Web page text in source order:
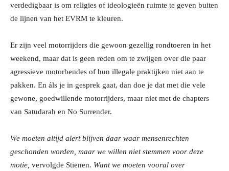
verdedigbaar is om religies of ideologieën ruimte te geven buiten
de lijnen van het EVRM te kleuren.
Er zijn veel motorrijders die gewoon gezellig rondtoeren in het
weekend, maar dat is geen reden om te zwijgen over die paar
agressieve motorbendes of hun illegale praktijken niet aan te
pakken. En áls je in gesprek gaat, dan doe je dat met die vele
gewone, goedwillende motorrijders, maar niet met de chapters
van Satudarah en No Surrender.
We moeten altijd alert blijven daar waar mensenrechten
geschonden worden, maar we willen niet stemmen voor deze
motie, vervolgde Stienen. Want we moeten vooral over